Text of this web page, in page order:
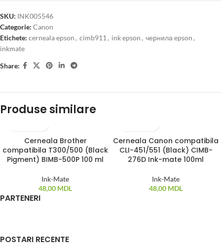
SKU: INK005546
Categorie: Canon
Etichete: cerneala epson , cimb911 , ink epson , чернила epson ,
inkmate
Share:
Produse similare
Cerneala Brother
compatibila T300/500 (Black
Pigment) BIMB-500P 100 ml
Ink-Mate
48,00 MDL
STOC EPUIZAT
Cerneala Canon compatibila
CLI-451/551 (Black) CIMB-
276D Ink-mate 100ml
Ink-Mate
48,00 MDL
PARTENERI
POSTARI RECENTE